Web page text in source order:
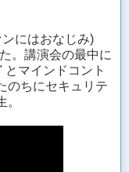
にはおなじみ)
。講演会の最中に
マインドコント
のちにセキュリテ